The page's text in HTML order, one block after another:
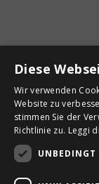
Diese
Wir verwenden
Website zu
stimmen Sie der
Richtlinie zu. Leggi
UNBEDINGT